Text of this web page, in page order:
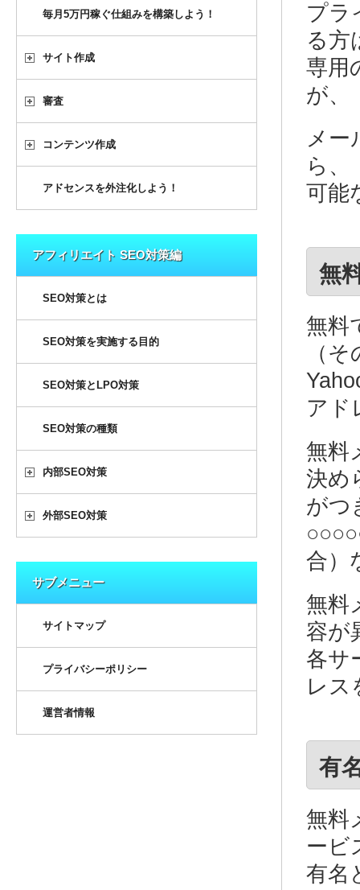
プラ
る方
専用
が、
メー
ら、
可能
無
無料
（
アド
無料
決め
がつ
合）
無料
容が
各サ
レス
有
無料
ービ
有名
毎月5万円稼ぐ仕組みを構築しよう！
サイト作成
審査
コンテンツ作成
アドセンスを外注化しよう！
アフィリエイト SEO対策編
SEO対策とは
SEO対策を実施する目的
SEO対策とLPO対策
SEO対策の種類
内部SEO対策
外部SEO対策
サブメニュー
サイトマップ
プライバシーポリシー
運営者情報